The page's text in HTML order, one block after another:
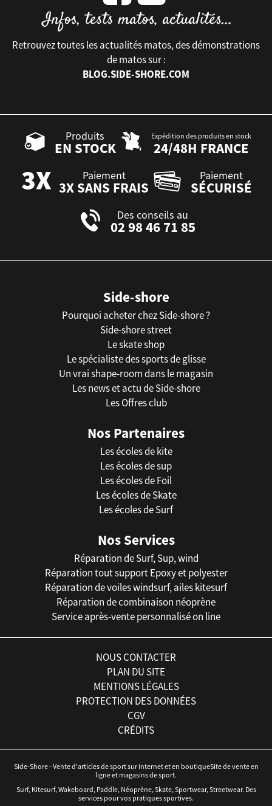
Retrouvez toutes les actualités matos, des démonstrations
de matos sur :
BLOG.SIDE-SHORE.COM
Produits
EN STOCK
Expédition des produits en stock
24/48H FRANCE
Paiement
3X SANS FRAIS
Paiement
SÉCURISÉ
Des conseils au
02 98 46 71 85
Side-shore
Pourquoi acheter chez Side-shore ?
Side-shore street
Le skate shop
Le spécialiste des sports de glisse
Un vrai shape-room dans le magasin
Les news et actu de Side-shore
Les Offres club
Nos Partenaires
Les écoles de kite
Les écoles de sup
Les écoles de Foil
Les écoles de Skate
Les écoles de Surf
Nos Services
Réparation de Surf, Sup, wind
Réparation tout support Epoxy et polyester
Réparation de voiles windsurf, ailes kitesurf
Réparation de combinaison néoprène
Service après-vente personnalisé on line
NOUS CONTACTER
PLAN DU SITE
MENTIONS LÉGALES
PROTECTION DES DONNÉES
CGV
CRÉDITS
Side-Shore - Vente d'articles de sport sur internet et en boutiqueSite de vente en
ligne et magasins de sport.
Surf, Kitesurf, Wakeboard, Paddle, Néoprène, Skate, Sportwear, Streetwear. Des
services pour vos pratiques sportives.